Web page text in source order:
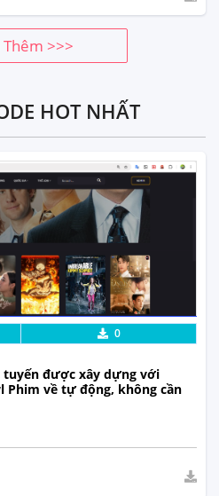
>>>
HOT NHẤT
Xem Thực Tế
0
được xây dựng với
Phim về tự động, không cần